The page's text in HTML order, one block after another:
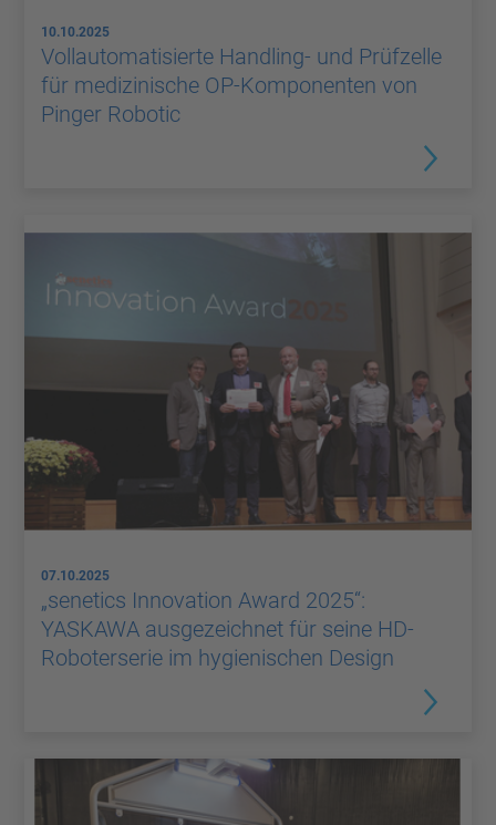
10.10.2025
Vollautomatisierte Handling- und Prüfzelle
für medizinische OP-Komponenten von
Pinger Robotic
07.10.2025
„senetics Innovation Award 2025“:
YASKAWA ausgezeichnet für seine HD-
Roboterserie im hygienischen Design